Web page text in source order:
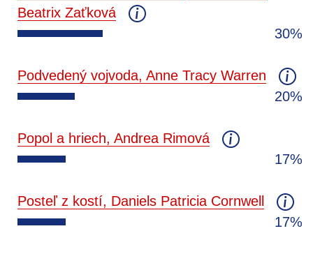
Beatrix Zaťková
30%
Podvedený vojvoda, Anne Tracy Warren
20%
Popol a hriech, Andrea Rimová
17%
Posteľ z kostí, Daniels Patricia Cornwell
17%